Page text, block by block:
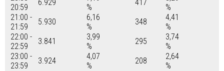
20:59
6.929
%
417
%
21:00 -
21:59
5.930
6,16
%
348
4,41
%
22:00 -
22:59
3.841
3,99
%
295
3,74
%
23:00 -
23:59
3.924
4,07
%
208
2,64
%